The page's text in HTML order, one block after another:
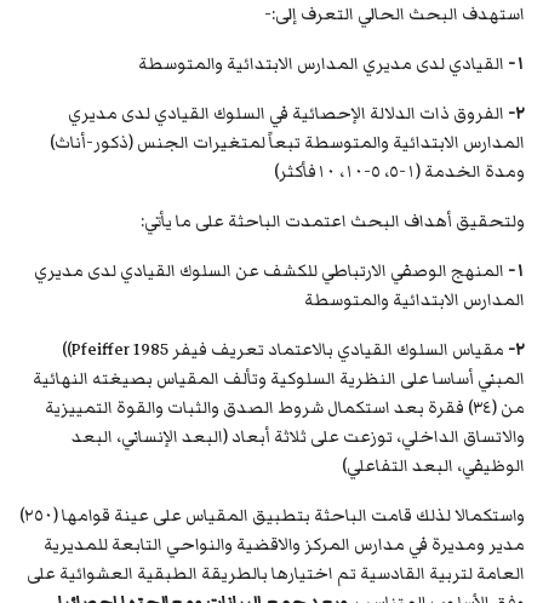
استهدف البحث الحالي التعرف إلى:-
١- القيادي لدى مديري المدارس الابتدائية والمتوسطة
٢- الفروق ذات الدلالة الإحصائية في السلوك القيادي لدى مديري
المدارس الابتدائية والمتوسطة تبعاً لمتغيرات الجنس (ذكور-أناث)
ومدة الخدمة (١-٥، ٥-١٠، ١٠فأكثر)
ولتحقيق أهداف البحث اعتمدت الباحثة على ما يأتي:
١- المنهج الوصفي الارتباطي للكشف عن السلوك القيادي لدى مديري
المدارس الابتدائية والمتوسطة
٢-
مقياس السلوك القيادي بالاعتماد تعريف فيفر Pfeiffer 1985))
المبني أساسا على النظرية السلوكية وتألف المقياس بصيغته النهائية
من (٣٤) فقرة بعد استكمال شروط الصدق والثبات والقوة التمييزية
والاتساق الداخلي، توزعت على ثلاثة أبعاد (البعد الإنساني، البعد
الوظيفي، البعد التفاعلي)
واستكمالا لذلك قامت الباحثة بتطبيق المقياس على عينة قوامها (٢٥٠)
مدير ومديرة في مدارس المركز والاقضية والنواحي التابعة للمديرية
العامة لتربية القادسية تم اختيارها بالطريقة الطبقية العشوائية على